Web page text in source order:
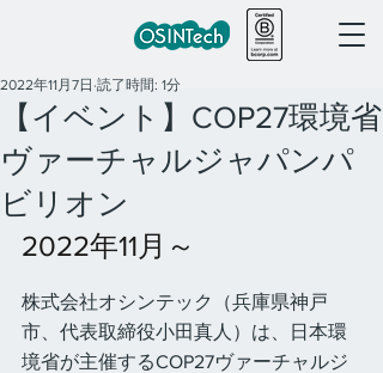
【イベント】COP27環境省
ヴァーチャルジャパンパ
ビリオン
2022年11月7日 読了時間: 1分
2022年11月～
株式会社オシンテック（兵庫県神戸
市、代表取締役小田真人）は、日本環
境省が主催するCOP27ヴァーチャルジ